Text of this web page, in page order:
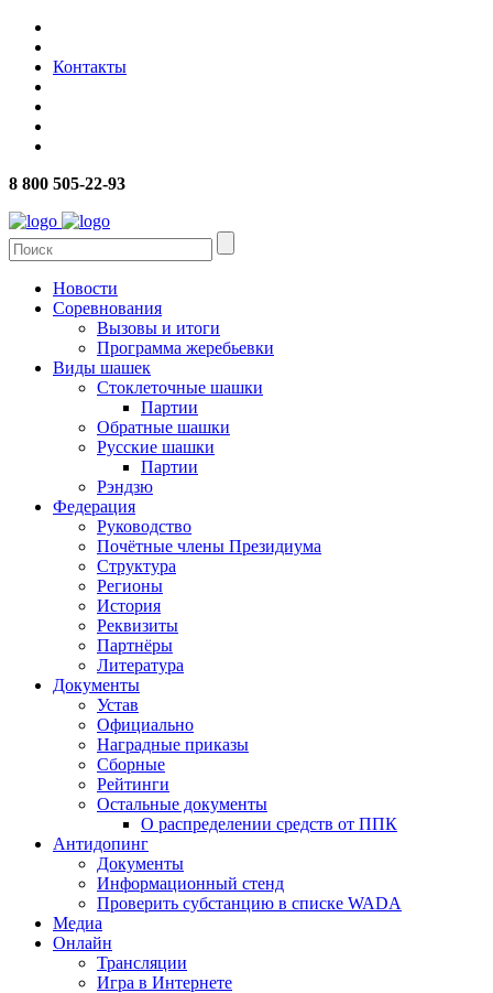
Контакты
8 800 505-22-93
Новости
Соревнования
Вызовы и итоги
Программа жеребьевки
Виды шашек
Стоклеточные шашки
Партии
Обратные шашки
Русские шашки
Партии
Рэндзю
Федерация
Руководство
Почётные члены Президиума
Структура
Регионы
История
Реквизиты
Партнёры
Литература
Документы
Устав
Официально
Наградные приказы
Сборные
Рейтинги
Остальные документы
О распределении средств от ППК
Антидопинг
Документы
Информационный стенд
Проверить субстанцию в списке WADA
Медиа
Онлайн
Трансляции
Игра в Интернете